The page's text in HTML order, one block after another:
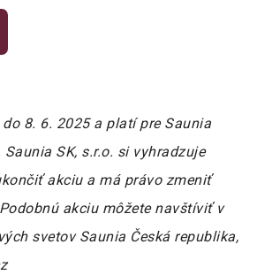
8. 6. 2025 a platí pre Saunia
SK, s.r.o. si vyhradzuje
akciu a má právo zmeniť
akciu môžete navštíviť v
svetov Saunia Česká republika,